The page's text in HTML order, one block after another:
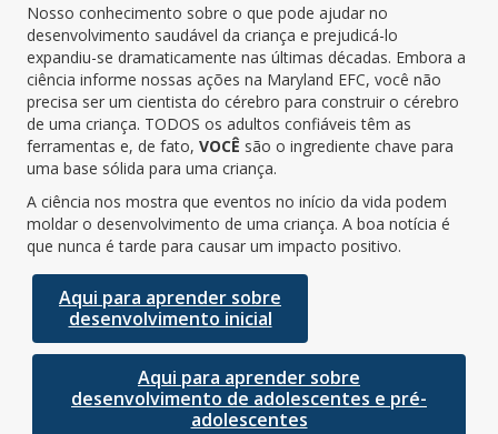
Nosso conhecimento sobre o que pode ajudar no
desenvolvimento saudável da criança e prejudicá-lo
expandiu-se dramaticamente nas últimas décadas. Embora a
ciência informe nossas ações na Maryland EFC, você não
precisa ser um cientista do cérebro para construir o cérebro
de uma criança. TODOS os adultos confiáveis têm as
ferramentas e, de fato, VOCÊ são o ingrediente chave para
uma base sólida para uma criança.
A ciência nos mostra que eventos no início da vida podem
moldar o desenvolvimento de uma criança. A boa notícia é
que nunca é tarde para causar um impacto positivo.
Aqui para aprender sobre
desenvolvimento inicial
Aqui para aprender sobre
desenvolvimento de adolescentes e pré-
adolescentes